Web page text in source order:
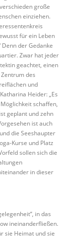
große
einziehen.
für ein Leben
der Gedanke
Zwar hat jeder
geachtet, einen
des
und
Heider: „Es
schaffen,
geplant und zehn
ist auch
die Seeshaupter
Kurse und Platz
sollen sich die
in dieser
in das
ineinanderfließen.
sie Heimat und sie